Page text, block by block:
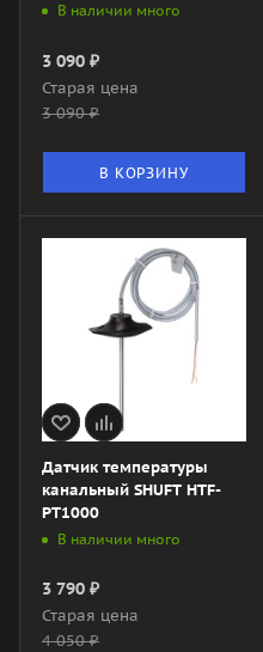
В наличии много
3 090 ₽
Старая цена
3 090₽
В КОРЗИНУ
Датчик температуры
канальный SHUFT HTF-
PT1000
В наличии много
3 790 ₽
Старая цена
4 050₽